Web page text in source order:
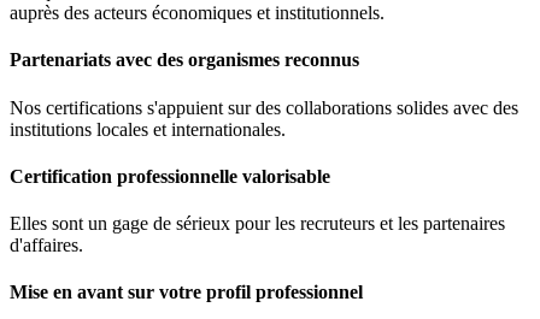
auprès des acteurs économiques et institutionnels.
Partenariats avec des organismes reconnus
Nos certifications s'appuient sur des collaborations solides avec des
institutions locales et internationales.
Certification professionnelle valorisable
Elles sont un gage de sérieux pour les recruteurs et les partenaires
d'affaires.
Mise en avant sur votre profil professionnel